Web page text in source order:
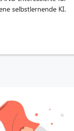
selbstlernende KI.